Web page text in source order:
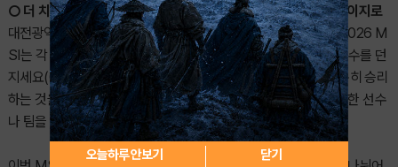
○ 더 치열해진 플레이-인 스테이지, 4개 팀 중 1팀만 브래킷 스테이지로
대전광역시에 위치한 대전컨벤션센터 제2전시장에서 진행되는 2026 M
SI는 각 지역의 명예와 자존심을 건 치열한 도전을 상징하는 ‘승부수를 던
지세요(CALL YOUR SHOT)’를 공식 슬로건으로 내걸었다. 단순히 승리
하는 것을 넘어 전 동료와의 경쟁, 누구도 쓰러뜨리지 못했던 위대한 선수
나 팀을 침묵시키는 힘을 의미한다.
오늘하루 안보기 닫기